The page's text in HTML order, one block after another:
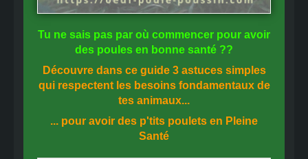
Tu ne sais pas par où commencer pour avoir
des poules en bonne santé ??
Découvre dans ce guide 3 astuces simples
qui respectent les besoins fondamentaux de
tes animaux...
... pour avoir des p'tits poulets en Pleine
Santé